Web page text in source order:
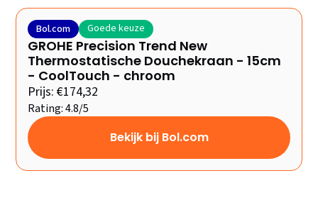
Bol.com Goede keuze
GROHE Precision Trend New
Thermostatische Douchekraan - 15cm
- CoolTouch - chroom
Prijs: €174,32
Rating: 4.8/5
Bekijk bij Bol.com